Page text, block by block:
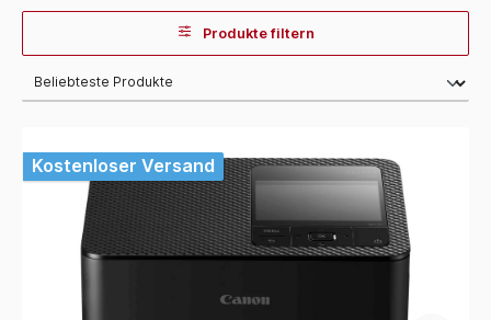
Produkte filtern
Kostenloser Versand